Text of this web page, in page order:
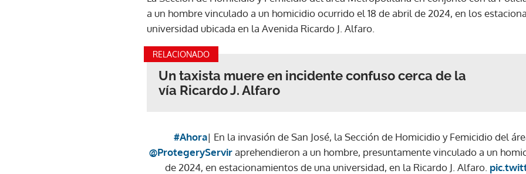
a un hombre vinculado a un homicidio ocurrido el 18 de abril de 2024, en los
universidad ubicada en la Avenida Ricardo J. Alfaro.
RELACIONADO
Un taxista muere en incidente confuso cerca de la
vía Ricardo J. Alfaro
#Ahora| En la invasión de San José, la Sección de Homicidio y Femicidio del
@ProtegeryServiraprehendieron a un hombre, presuntamente vinculado a un
de 2024, en estacionamientos de una universidad, en la Ricardo J. Alfaro.